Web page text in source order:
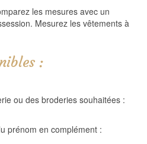
les mesures avec un
Mesurez les vêtements à
:
ou des broderies souhaitées :
prénom en complément :